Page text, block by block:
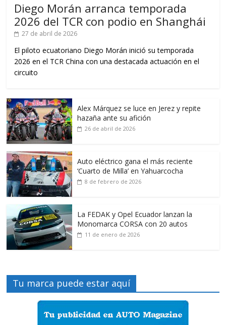
Diego Morán arranca temporada
2026 del TCR con podio en Shanghái
27 de abril de 2026
El piloto ecuatoriano Diego Morán inició su temporada
2026 en el TCR China con una destacada actuación en el
circuito
Alex Márquez se luce en Jerez y repite
hazaña ante su afición
26 de abril de 2026
Auto eléctrico gana el más reciente
‘Cuarto de Milla’ en Yahuarcocha
8 de febrero de 2026
La FEDAK y Opel Ecuador lanzan la
Monomarca CORSA con 20 autos
11 de enero de 2026
Tu marca puede estar aquí